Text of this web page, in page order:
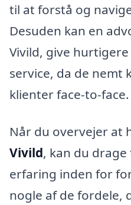
til at forstå og
Desuden kan en
Vivild, give
service, da de nemt
klienter face-to-face.
Når du overvejer at
Vivild, kan du
erfaring inden for
nogle af de fordele,